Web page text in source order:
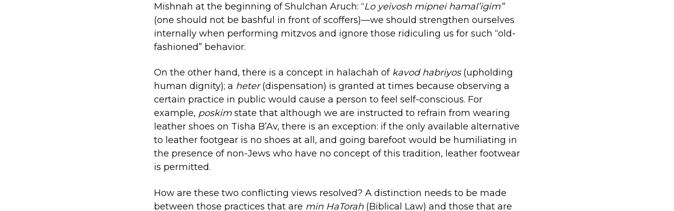
Mishnah at the beginning of Shulchan Aruch: “Lo yeivosh mipnei hamal’igim”
(one should not be bashful in front of scoffers)—we should strengthen ourselves
internally when performing mitzvos and ignore those ridiculing us for such “old-
fashioned” behavior.
On the other hand, there is a concept in halachah of kavod habriyos(upholding
human dignity); a heter(dispensation) is granted at times because observing a
certain practice in public would cause a person to feel self-conscious. For
example, poskim state that although we are instructed to refrain from wearing
leather shoes on Tisha B’Av, there is an exception: if the only available alternative
to leather footgear is no shoes at all, and going barefoot would be humiliating in
the presence of non-Jews who have no concept of this tradition, leather footwear
is permitted.
How are these two conflicting views resolved? A distinction needs to be made
between those practices that are min HaTorah (Biblical Law) and those that are